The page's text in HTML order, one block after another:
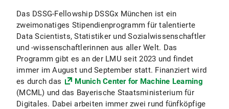
Das DSSG-Fellowship DSSGx München ist ein
zweimonatiges Stipendienprogramm für talentierte
Data Scientists, Statistiker und Sozialwissenschaftler
und -wissenschaftlerinnen aus aller Welt. Das
Programm gibt es an der LMU seit 2023 und findet
immer im August und September statt. Finanziert wird
es durch das
Munich Center for Machine Learning
(MCML) und das Bayerische Staatsministerium für
Digitales. Dabei arbeiten immer zwei rund fünfköpfige